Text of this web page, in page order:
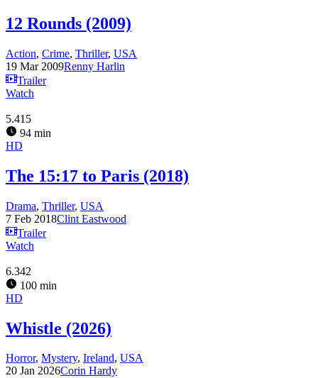
12 Rounds (2009)
Action, Crime, Thriller, USA
19 Mar 2009Renny Harlin
Trailer
Watch
5.415
94 min
HD
The 15:17 to Paris (2018)
Drama, Thriller, USA
7 Feb 2018Clint Eastwood
Trailer
Watch
6.342
100 min
HD
Whistle (2026)
Horror, Mystery, Ireland, USA
20 Jan 2026Corin Hardy